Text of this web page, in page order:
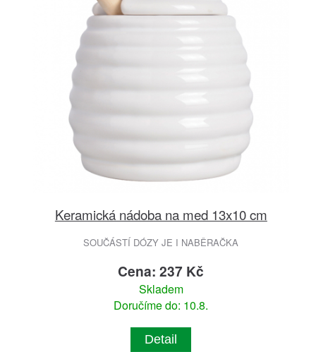
Keramická nádoba na med 13x10 cm
SOUČÁSTÍ DÓZY JE I NABĚRAČKA
Cena: 237 Kč
Skladem
Doručíme do: 10.8.
Detail